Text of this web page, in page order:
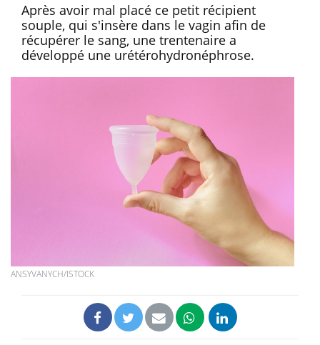
Après avoir mal placé ce petit récipient
souple, qui s'insère dans le vagin afin de
récupérer le sang, une trentenaire a
développé une urétérohydronéphrose.
ANSYVANYCH/ISTOCK